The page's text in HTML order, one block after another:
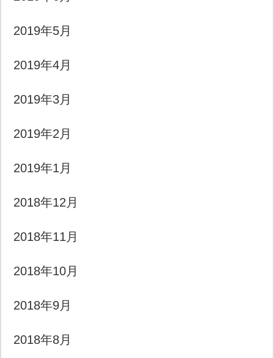
2019年5月
2019年4月
2019年3月
2019年2月
2019年1月
2018年12月
2018年11月
2018年10月
2018年9月
2018年8月